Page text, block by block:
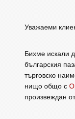
Уважаеми
Бихме искали
българския
търговско
нищо общо с
произвеждан